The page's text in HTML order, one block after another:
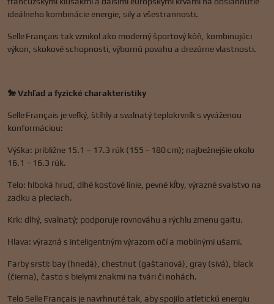
ideálneho kombinácie energie, sily a všestrannosti.
Selle Français tak vznikol ako moderný športový kôň, kombinujúci
výkon, skokové schopnosti, výbornú povahu a drezúrne vlastnosti.
🐎 Vzhľad a fyzické charakteristiky
Selle Français je veľký, štíhly a svalnatý teplokrvník s vyváženou
konformáciou:
Výška: približne 15.1 – 17.3 rúk (155 – 180 cm); najbežnejšie okolo
16.1 – 16.3 rúk.
Telo: hlboká hruď, dlhé kosťové línie, pevné kĺby, výrazné svalstvo na
zadku a pleciach.
Krk: dlhý, svalnatý; podporuje rovnováhu a rýchlu zmenu gaitu.
Hlava: výrazná s inteligentným výrazom očí a mobilnými ušami.
Farby srsti: bay (hnedá), chestnut (gaštanová), gray (sivá), black
(čierna), často s bielymi znakmi na tvári či nohách.
Telo Selle Français je navrhnuté tak, aby spojilo atletickú energiu